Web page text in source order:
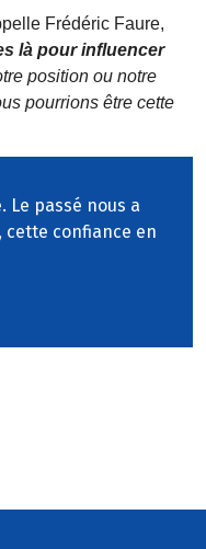
Frédéric Faure,
là pour influencer
position ou notre
pourrions être cette
Le passé nous a
cette confiance en